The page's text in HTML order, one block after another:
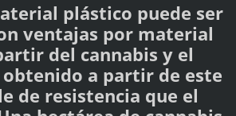
plástico puede ser
ventajas por material
del cannabis y el
a partir de este
de resistencia que el